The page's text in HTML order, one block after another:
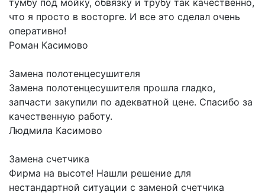
тумбу под мойку, обвязку и трубу так качественно,
что я просто в восторге. И все это сделал очень
оперативно!
Роман Касимово
Замена полотенцесушителя
Замена полотенцесушителя прошла гладко,
запчасти закупили по адекватной цене. Спасибо за
качественную работу.
Людмила Касимово
Замена счетчика
Фирма на высоте! Нашли решение для
нестандартной ситуации с заменой счетчика